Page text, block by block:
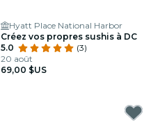
Hyatt Place National Harbor
Créez vos propres sushis à DC
5.0
(3)
20 août
69,00 $US